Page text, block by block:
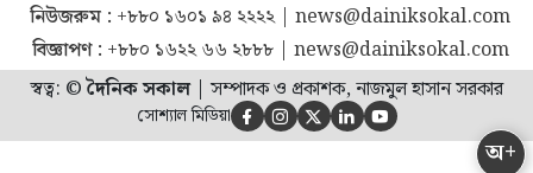
অ+
নিউজরুম : +৮৮০ ১৬০১ ৯৪ ২২২২| news@dainiksokal.com
বিজ্ঞাপণ : +৮৮০ ১৬২২ ৬৬ ২৮৮৮| news@dainiksokal.com
স্বত্ব: ©দৈনিক সকাল| সম্পাদক ও প্রকাশক, নাজমুল হাসান সরকার
সোশ্যাল মিডিয়া     